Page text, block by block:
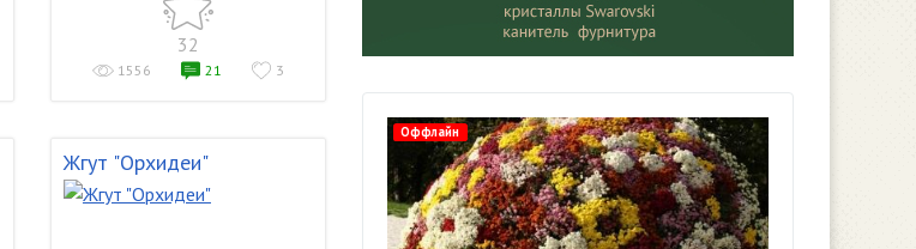
32
1556 21 3
Жгут "Орхидеи"
Оффлайн